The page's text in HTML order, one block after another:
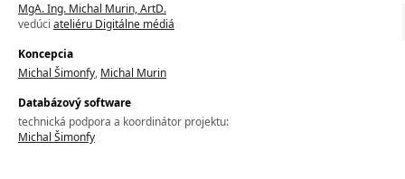
MgA. Ing. Michal Murin, ArtD.
vedúci ateliéru Digitálne médiá
Koncepcia
Michal Šimonfy, Michal Murin
Databázový software
technická podpora a koordinátor projektu:
Michal Šimonfy